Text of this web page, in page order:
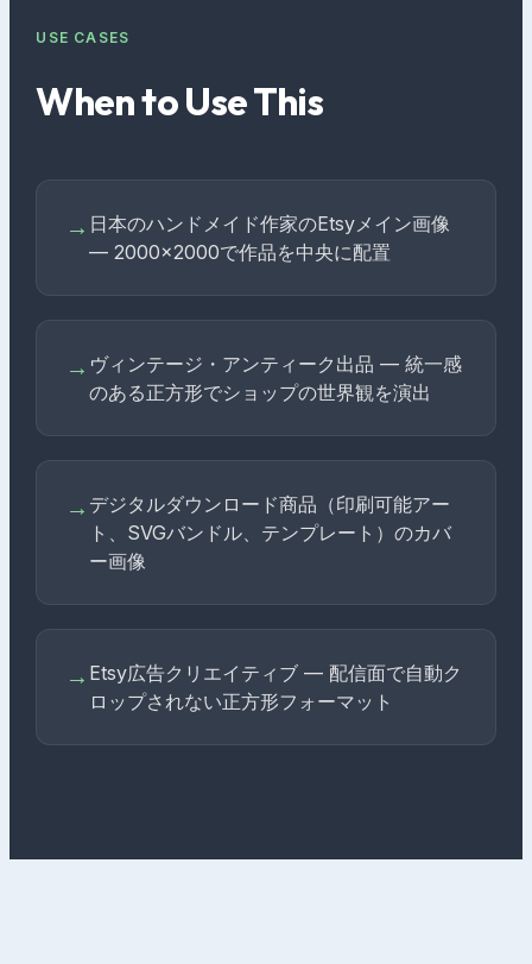
USE CASES
When to Use This
→ 日本のハンドメイド作家のEtsyメイン画像
— 2000×2000で作品を中央に配置
→ ヴィンテージ・アンティーク出品 — 統一感
のある正方形でショップの世界観を演出
→ デジタルダウンロード商品（印刷可能アー
ト、SVGバンドル、テンプレート）のカバ
ー画像
→ Etsy広告クリエイティブ — 配信面で自動ク
ロップされない正方形フォーマット